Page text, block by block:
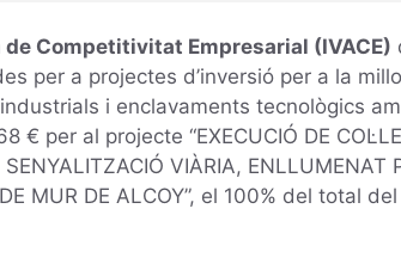
de Competitivitat Empresarial (IVACE)
per a projectes d’inversió per a la
i enclavaments tecnològics
per al projecte “EXECUCIÓ DE
SENYALITZACIÓ VIÀRIA, ENLLUMENAT
MUR DE ALCOY”, el 100% del total